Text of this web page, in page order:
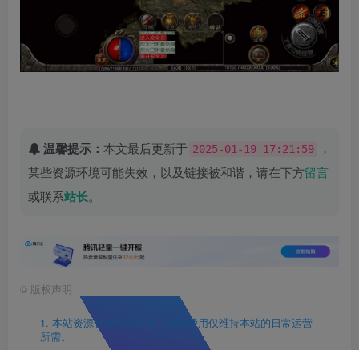
温馨提示： 本文最后更新于 2025-01-19 17:21:59
，
某些资源环境可能失效，以及链接被和谐，请在下方留言
或联系站长。
© 版权声明
1. 本站资源售价只是赞助，收取费用仅维持本站的日常运营
所需。